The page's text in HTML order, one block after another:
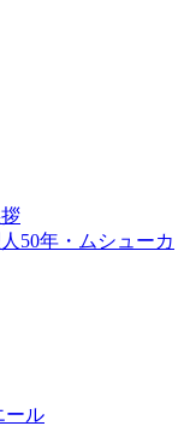
50年・ムシューカ
ール